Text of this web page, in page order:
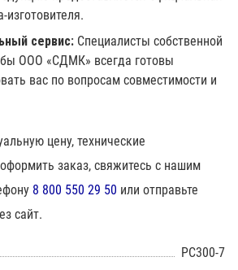
изготовителя.
сервис: Специалисты собственной
ООО «СДМК» всегда готовы
вас по вопросам совместимости и
цену, технические
заказ, свяжитесь с нашим
8 800 550 29 50 или отправьте
сайт.
PC300-7